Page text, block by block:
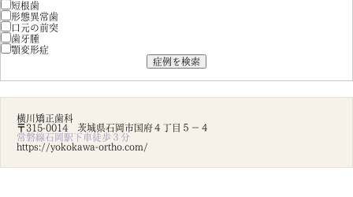
短根歯
形態異常歯
口元の前突
歯牙腫
顎変形症
横川矯正歯科
〒315-0014 茨城県石岡市国府４丁目５－４
常磐線石岡駅下車徒歩３分
https://yokokawa-ortho.com/